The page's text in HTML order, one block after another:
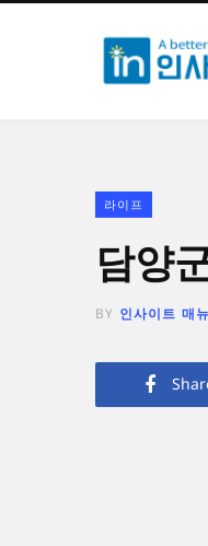
라이프
담양
BY 인사이트 매